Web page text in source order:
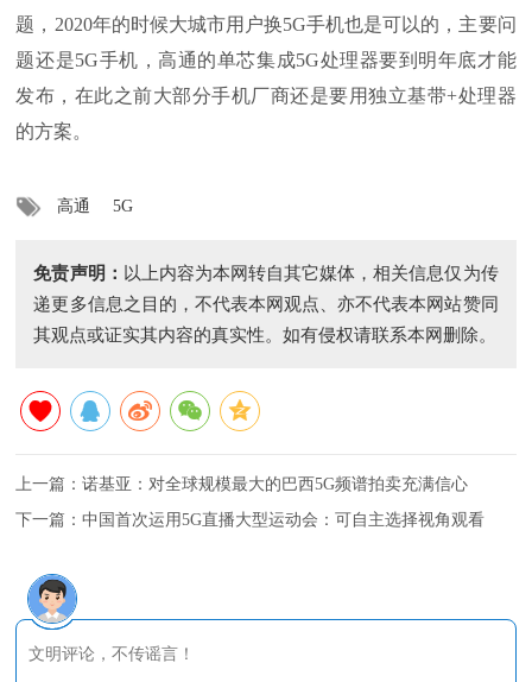
题，2020年的时候大城市用户换5G手机也是可以的，主要问
题还是5G手机，高通的单芯集成5G处理器要到明年底才能
发布，在此之前大部分手机厂商还是要用独立基带+处理器
的方案。
高通 5G
免责声明： 以上内容为本网转自其它媒体，相关信息仅为传
递更多信息之目的，不代表本网观点、亦不代表本网站赞同
其观点或证实其内容的真实性。如有侵权请联系本网删除。
上一篇：诺基亚：对全球规模最大的巴西5G频谱拍卖充满信心
下一篇：中国首次运用5G直播大型运动会：可自主选择视角观看